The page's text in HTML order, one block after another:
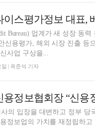
Bureau) 업계가 새 성장 동
신용평가, 해외 시장 진출 등
사업 구상을...
| 옥준석 기자
사의 입장을 대변하고 정부
정보업의 가치를 재정립하